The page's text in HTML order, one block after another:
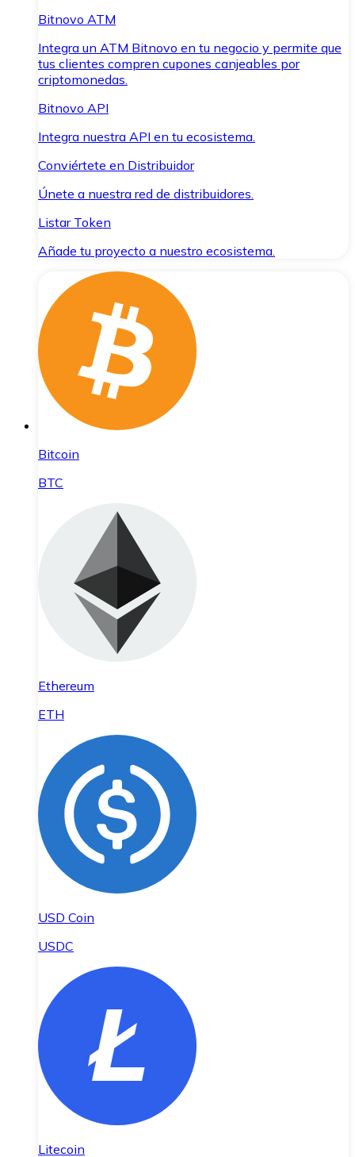
Bitnovo ATM
Integra un ATM Bitnovo en tu negocio y permite que
tus clientes compren cupones canjeables por
criptomonedas.
Bitnovo API
Integra nuestra API en tu ecosistema.
Conviértete en Distribuidor
Únete a nuestra red de distribuidores.
Listar Token
Añade tu proyecto a nuestro ecosistema.
Bitcoin
BTC
Ethereum
ETH
USD Coin
USDC
Litecoin